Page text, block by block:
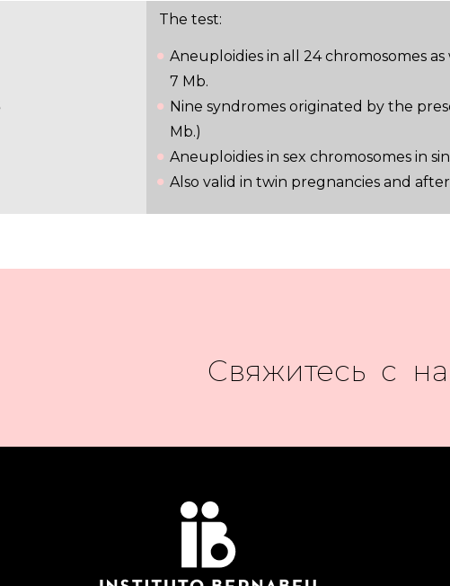
The test:
Aneuploidies in all 24 chromosomes
7 Mb.
Nine syndromes originated by the
Mb.)
Aneuploidies in sex chromosomes in
Also valid in twin pregnancies and
Свяжитесь с